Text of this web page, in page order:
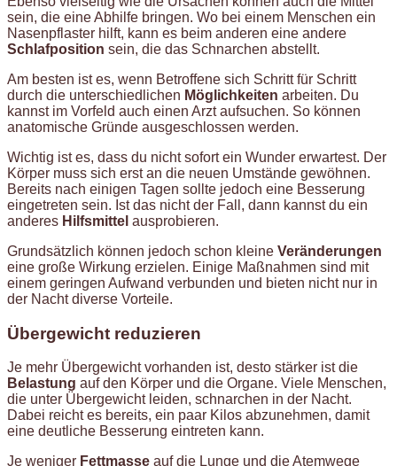
sein, die eine Abhilfe bringen. Wo bei einem Menschen ein
Nasenpflaster hilft, kann es beim anderen eine andere
Schlafposition sein, die das Schnarchen abstellt.
Am besten ist es, wenn Betroffene sich Schritt für Schritt
durch die unterschiedlichen Möglichkeiten arbeiten. Du
kannst im Vorfeld auch einen Arzt aufsuchen. So können
anatomische Gründe ausgeschlossen werden.
Wichtig ist es, dass du nicht sofort ein Wunder erwartest. Der
Körper muss sich erst an die neuen Umstände gewöhnen.
Bereits nach einigen Tagen sollte jedoch eine Besserung
eingetreten sein. Ist das nicht der Fall, dann kannst du ein
anderes Hilfsmittel ausprobieren.
Grundsätzlich können jedoch schon kleine Veränderungen
eine große Wirkung erzielen. Einige Maßnahmen sind mit
einem geringen Aufwand verbunden und bieten nicht nur in
der Nacht diverse Vorteile.
Übergewicht reduzieren
Je mehr Übergewicht vorhanden ist, desto stärker ist die
Belastung auf den Körper und die Organe. Viele Menschen,
die unter Übergewicht leiden, schnarchen in der Nacht.
Dabei reicht es bereits, ein paar Kilos abzunehmen, damit
eine deutliche Besserung eintreten kann.
Je weniger Fettmasse auf die Lunge und die Atemwege